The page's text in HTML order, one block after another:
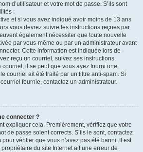
d’utilisateur et votre mot de passe. S’ils sont
:
et si vous avez indiqué avoir moins de 13 ans
vous devrez suivre les instructions reçues par
également nécessiter que toute nouvelle
par vous-même ou par un administrateur avant
Cette information est indiquée lors de
reçu un courriel, suivez ses instructions.
courriel, il se peut que vous ayez fourni une
courriel ait été traité par un filtre anti-spam. Si
fournie, contactez un administrateur.
connecter ?
expliquer cela. Premièrement, vérifiez que votre
de passe soient corrects. S’ils le sont, contactez
vérifier que vous n’avez pas été banni. Il est
du site Internet ait une erreur de